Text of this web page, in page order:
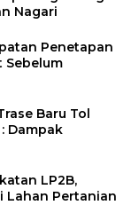
Nagari
Penetapan
Sebelum
Baru Tol
Dampak
LP2B,
Lahan Pertanian